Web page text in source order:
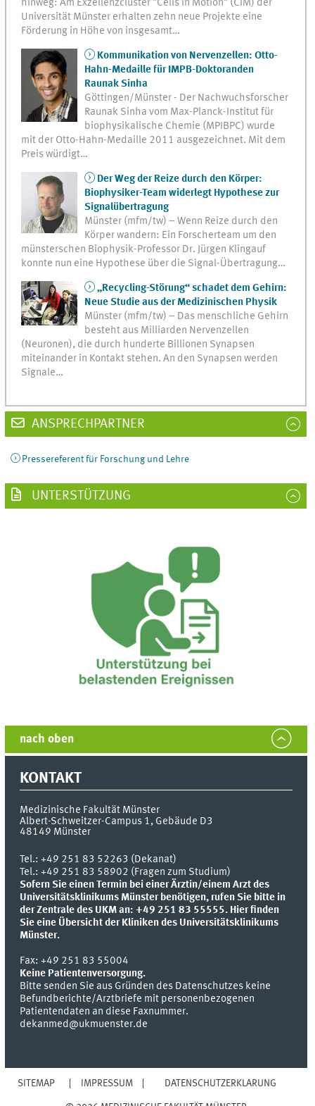
hinweg: Am Exzellenzcluster "Cells in Motion" (CiM) der
Universität Münster erhalten zehn neue Projekte eine
Förderung in Höhe von insgesamt…
Kommunikation von Nervenzellen: Otto-
Hahn-Medaille für IMPB-Doktoranden
Raunak Sinha
Göttingen/Münster - Der Nachwuchsforscher
Raunak Sinha vom Max-Planck-Institut für
biophysikalische Chemie (MPIBPC) wurde
mit der Otto-Hahn-Medaille 2011 ausgezeichnet. Mit dem
Preis würdigt…
Der Weg der Reize durch den Körper:
Biophysiker-Team widerlegt Hypothese zur
Signalübertragung
Münster (mfm/tw) – Wenn Reize durch den
Körper wandern: Ein Forscherteam um den
münsterschen Biophysik-Professor Dr. Jürgen Klingauf
konnte nun eine Hypothese über die Signal-Übertragung…
„Recycling-Störung“ schadet dem Gehirn:
Neue Studie aus der Medizinischen Physik
Münster (mfm/tw) – Das menschliche Gehirn
besteht aus Milliarden Nervenzellen
(Neuronen), die durch hunderte Billionen Synapsen
miteinander in Kontakt stehen. An den Synapsen werden
Signale…
ANSPRECHPARTNER
Pressereferent für Forschung und Lehre
UNTERSTÜTZUNG
nach oben
KONTAKT
Medizinische Fakultät Münster
Albert-Schweitzer-Campus 1, Gebäude D3
48149 Münster
Tel.:+49 251 83 52263 (Dekanat)
Tel.: +49 251 83 58902 (Fragen zum Studium)
Sofern Sie einen Termin bei einer Ärztin/einem Arzt des
Universitätsklinikums Münster benötigen, rufen Sie bitte in
der Zentrale des UKM an: +49 251 83 55555. Hier finden
Sie eine Übersicht der Kliniken des Universitätsklinikums
Münster.
Fax:+49 251 83 55004
Keine Patientenversorgung.
Bitte senden Sie aus Gründen des Datenschutzes keine
Befundberichte/Arztbriefe mit personenbezogenen
Patientendaten an diese Faxnummer.
dekanmed@ukmuenster.de
SITEMAP IMPRESSUM DATENSCHUTZERKLÄRUNG